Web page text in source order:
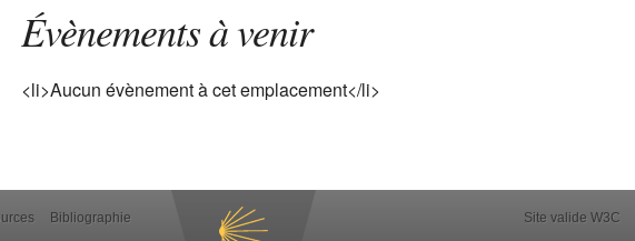
Évènements à venir
<li>Aucun évènement à cet emplacement</li>
Bibliographie Site valide W3C